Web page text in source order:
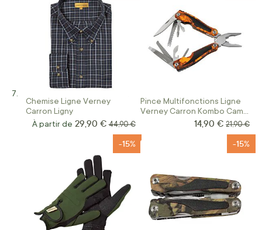
Chemise Ligne Verney
Carron Ligny
À partir de 29,90 € Prix normal
44,90 €
Pince Multifonctions Ligne
Verney Carron Kombo Camo
Prix Spécial
14,90 € Prix
21,90 €
-15% -15%